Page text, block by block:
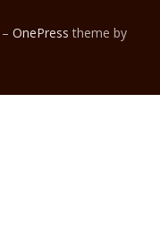
– OnePress theme by